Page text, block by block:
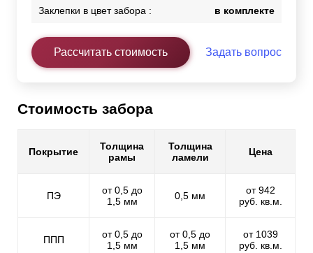
Заклепки в цвет забора : в комплекте
Рассчитать стоимость Задать вопрос
Стоимость забора
Покрытие
Толщина
рамы
Толщина
ламели
Цена
ПЭ
от 0,5 до
1,5 мм
0,5 мм
от 942
руб. кв.м.
ППП
от 0,5 до
1,5 мм
от 0,5 до
1,5 мм
от 1039
руб. кв.м.